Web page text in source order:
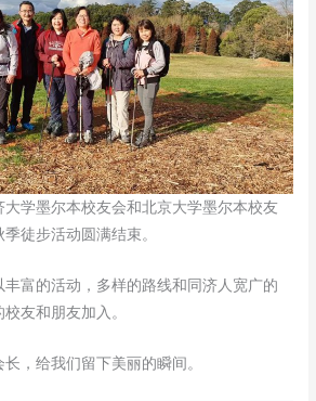
学墨尔本校友会和北京大学墨尔本校友
徒步活动圆满结束。
丰富的活动，多样的路线和同济人宽广的
友和朋友加入。
，给我们留下美丽的瞬间。